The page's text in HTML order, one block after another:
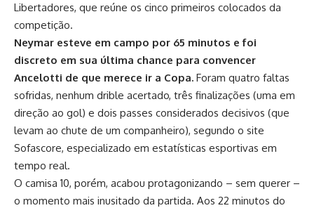
Libertadores, que reúne os cinco primeiros colocados da
competição.
Neymar esteve em campo por 65 minutos e foi
discreto em sua última chance para convencer
Ancelotti de que merece ir a Copa. Foram quatro faltas
sofridas, nenhum drible acertado, três finalizações (uma em
direção ao gol) e dois passes considerados decisivos (que
levam ao chute de um companheiro), segundo o site
Sofascore, especializado em estatísticas esportivas em
tempo real.
O camisa 10, porém, acabou protagonizando – sem querer –
o momento mais inusitado da partida. Aos 22 minutos do